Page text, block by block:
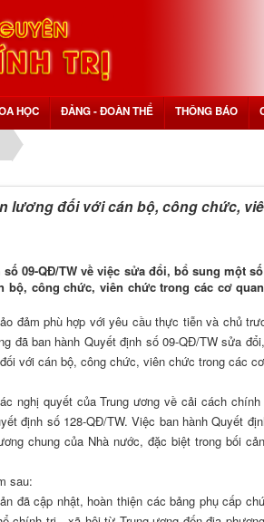
HỌC ĐẢNG - ĐOÀN THỂ THÔNG BÁO
lương đối với cán bộ, công chức,
09-QĐ/TW về việc sửa đổi, bổ sung một
công chức, viên chức trong các cơ
đảm phù hợp với yêu cầu thực tiễn và chủ
đã ban hành Quyết định số 09-QĐ/TW sửa
với cán bộ, công chức, viên chức trong các
nghị quyết của Trung ương về cải cách
định số 128-QĐ/TW. Việc ban hành Quyết
chung của Nhà nước, đặc biệt trong bối
sau:
đã cập nhật, hoàn thiện các bảng phụ cấp